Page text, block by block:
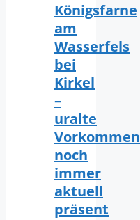
Königsfarne
am
Wasserfels
bei
Kirkel
–
uralte
Vorkommen
noch
immer
aktuell
präsent